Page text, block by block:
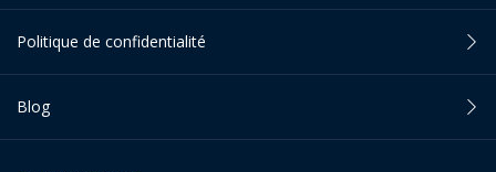
Politique de confidentialité
Blog